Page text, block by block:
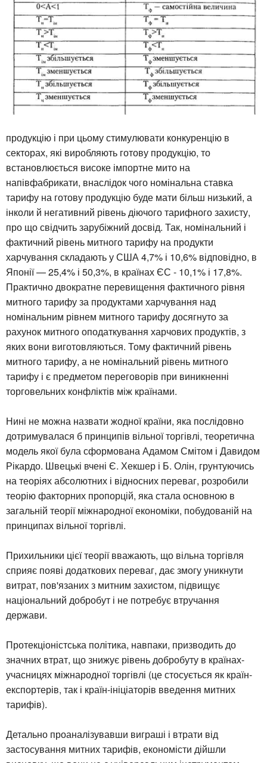
продукцію і при цьому стимулювати конкуренцію в
секторах, які виробляють готову продукцію, то
встановлюється високе імпортне мито на
напівфабрикати, внаслідок чого номінальна ставка
тарифу на готову продукцію буде мати більш низький, а
інколи й негативний рівень діючого тарифного захисту,
про що свідчить зарубіжний досвід. Так, номінальний і
фактичний рівень митного тарифу на продукти
харчування складають у США 4,7% і 10,6% відповідно, в
Японії — 25,4% і 50,3%, в країнах ЄС - 10,1% і 17,8%.
Практично двократне перевищення фактичного рівня
митного тарифу за продуктами харчування над
номінальним рівнем митного тарифу досягнуто за
рахунок митного оподаткування харчових продуктів, з
яких вони виготовляються. Тому фактичний рівень
митного тарифу, а не номінальний рівень митного
тарифу і є предметом переговорів при виникненні
торговельних конфліктів між країнами.
Нині не можна назвати жодної країни, яка послідовно
дотримувалася б принципів вільної торгівлі, теоретична
модель якої була сформована Адамом Смітом і Давидом
Рікардо. Швецькі вчені Є. Хекшер і Б. Олін, грунтуючись
на теоріях абсолютних і відносних переваг, розробили
теорію факторних пропорцій, яка стала основною в
загальній теорії міжнародної економіки, побудованій на
принципах вільної торгівлі.
Прихильники цієї теорії вважають, що вільна торгівля
сприяє появі додаткових переваг, дає змогу уникнути
витрат, пов'язаних з митним захистом, підвищує
національний добробут і не потребує втручання
держави.
Протекціоністська політика, навпаки, призводить до
значних втрат, що знижує рівень добробуту в країнах-
учасницях міжнародної торгівлі (це стосується як країн-
експортерів, так і країн-ініціаторів введення митних
тарифів).
Детально проаналізувавши виграші і втрати від
застосування митних тарифів, економісти дійшли